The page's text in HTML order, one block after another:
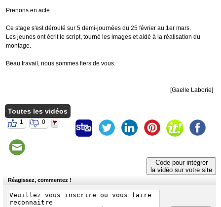
Prenons en acte.
Ce stage s'est déroulé sur 5 demi-journées du 25 février au 1er mars.
Les jeunes ont écrit le script, tourné les images et aidé à la réalisation du
montage.
Beau travail, nous sommes fiers de vous.
[Gaelle Laborie]
Toutes les vidéos
1 0
Code pour intégrer
la vidéo sur votre site
Réagissez, commentez !